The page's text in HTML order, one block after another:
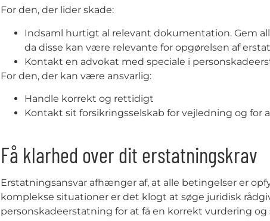
For den, der lider skade:
Indsaml hurtigt al relevant dokumentation. Gem
da disse kan være relevante for opgørelsen af
Kontakt en advokat med speciale i
For den, der kan være ansvarlig:
Handle korrekt og rettidigt
Kontakt sit forsikringsselskab for vejledning og for
Få klarhed over dit erstatningskrav
Erstatningsansvar afhænger af, at alle betingelser er
komplekse situationer er det klogt at søge juridisk
personskadeerstatning for at få en korrekt vurdering